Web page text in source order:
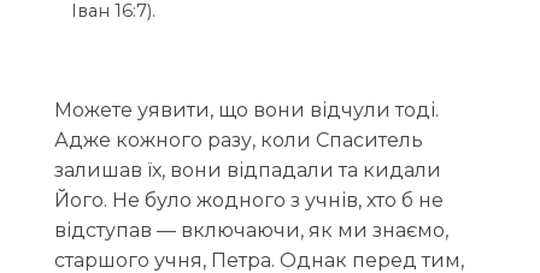
Іван 16:7).
Можете уявити, що вони відчули тоді.
Адже кожного разу, коли Спаситель
залишав їх, вони відпадали та кидали
Його. Не було жодного з учнів, хто б не
відступав — включаючи, як ми знаємо,
старшого учня, Петра. Однак перед тим,